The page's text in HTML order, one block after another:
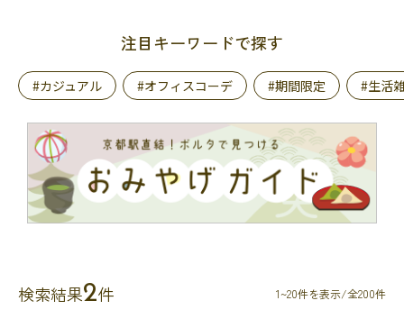
注目キーワードで探す
#カジュアル #オフィスコーデ #期間限定 #生活
検索結果2件 1~20件を表示/全200件